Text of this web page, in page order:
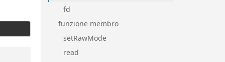
fd
funzione membro
setRawMode
read